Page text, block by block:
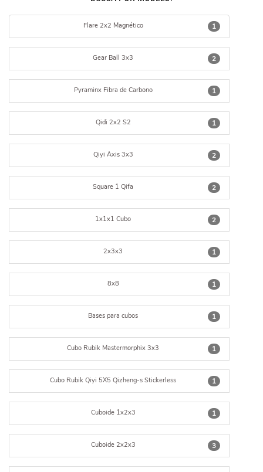
1
Flare 2x2 Magnético
2
Gear Ball 3x3
1
Pyraminx Fibra de Carbono
1
Qidi 2x2 S2
2
Qiyi Axis 3x3
2
Square 1 Qifa
2
1x1x1 Cubo
1
2x3x3
1
8x8
1
Bases para cubos
1
Cubo Rubik Mastermorphix 3x3
1
Cubo Rubik Qiyi 5X5 Qizheng-s Stickerless
1
Cuboide 1x2x3
3
Cuboide 2x2x3